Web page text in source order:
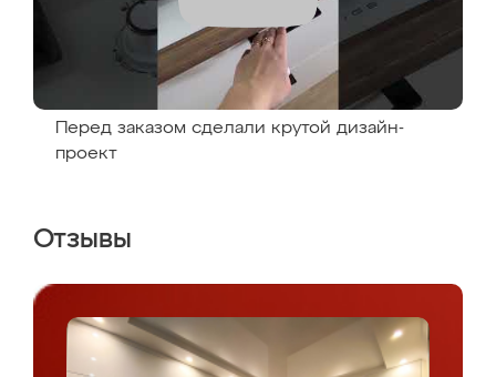
Перед заказом сделали крутой дизайн-
проект
Отзывы